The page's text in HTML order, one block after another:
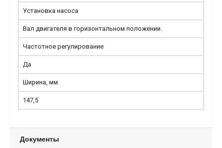
Установка насоса
Вал двигателя в горизонтальном положении.
Частотное регулирование
Да
Ширина, мм
147,5
Документы